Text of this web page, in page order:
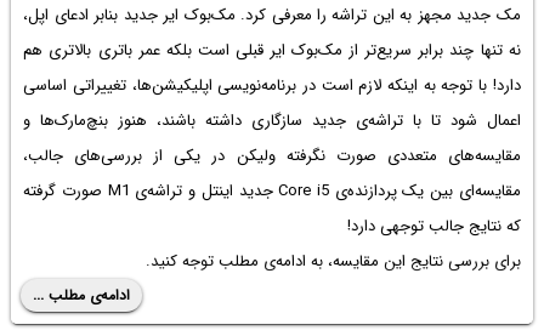
مک جدید مجهز به این تراشه را معرفی کرد. مک‌بوک ایر جدید بنابر ادعای اپل،
نه تنها چند برابر سریع‌تر از مک‌بوک ایر قبلی است بلکه عمر باتری بالاتری هم
دارد! با توجه به اینکه لازم است در برنامه‌نویسی اپلیکیشن‌ها، تغییراتی اساسی
اعمال شود تا با تراشه‌ی جدید سازگاری داشته باشند، هنوز بنچ‌مارک‌ها و
مقایسه‌های متعددی صورت نگرفته ولیکن در یکی از بررسی‌های جالب،
مقایسه‌ای بین یک پردازنده‌ی Core i5 جدید اینتل و تراشه‌ی M1 صورت گرفته
که نتایج جالب توجهی دارد!
برای بررسی نتایج این مقایسه، به ادامه‌ی مطلب توجه کنید.
ادامه‌ی مطلب ...